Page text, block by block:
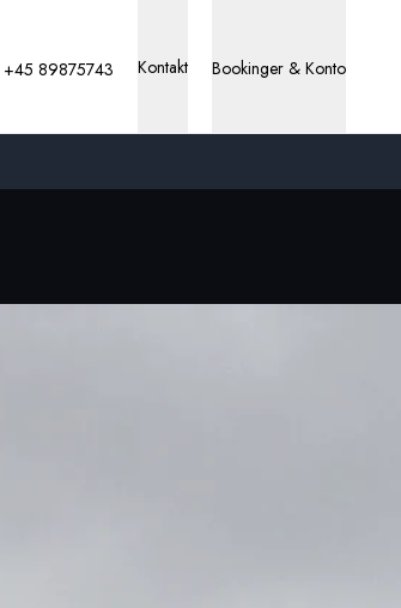
+45 89875743 Kontakt Bookinger & Konto